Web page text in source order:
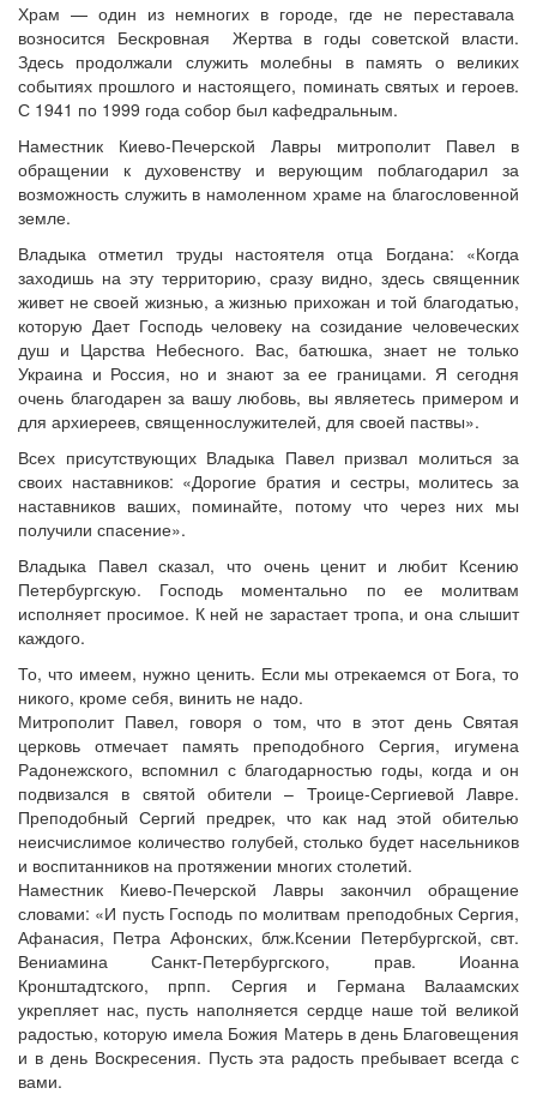
Онлайн трансляции
Веб-камеры
12 сентября 2015Название трансляции
12 сентября 2015Название трансляции
12 сентября 2015 Название трансляции
12 сентября 2015
12 сентября 2015Название трансляции
12 сентября 2015Название трансляции
12 сентября 2015Название трансляции
Перейти к архиву
Храм — один из немногих в городе, где не переставала
возносится Бескровная Жертва в годы советской власти.
Здесь продолжали служить молебны в память о великих
событиях прошлого и настоящего, поминать святых и героев.
С 1941 по 1999 года собор был кафедральным.
Наместник Киево-Печерской Лавры митрополит Павел в
обращении к духовенству и верующим поблагодарил за
возможность служить в намоленном храме на благословенной
земле.
Владыка отметил труды настоятеля отца Богдана: «Когда
заходишь на эту территорию, сразу видно, здесь священник
живет не своей жизнью, а жизнью прихожан и той благодатью,
которую Дает Господь человеку на созидание человеческих
душ и Царства Небесного. Вас, батюшка, знает не только
Украина и Россия, но и знают за ее границами. Я сегодня
очень благодарен за вашу любовь, вы являетесь примером и
для архиереев, священнослужителей, для своей паствы».
Всех присутствующих Владыка Павел призвал молиться за
своих наставников: «Дорогие братия и сестры, молитесь за
наставников ваших, поминайте, потому что через них мы
получили спасение».
Владыка Павел сказал, что очень ценит и любит Ксению
Петербургскую. Господь моментально по ее молитвам
исполняет просимое. К ней не зарастает тропа, и она слышит
каждого.
То, что имеем, нужно ценить. Если мы отрекаемся от Бога, то
никого, кроме себя, винить не надо.
Митрополит Павел, говоря о том, что в этот день Святая
церковь отмечает память преподобного Сергия, игумена
Радонежского, вспомнил с благодарностью годы, когда и он
подвизался в святой обители – Троице-Сергиевой Лавре.
Преподобный Сергий предрек, что как над этой обителью
неисчислимое количество голубей, столько будет насельников
и воспитанников на протяжении многих столетий.
Наместник Киево-Печерской Лавры закончил обращение
словами: «И пусть Господь по молитвам преподобных Сергия,
Афанасия, Петра Афонских, блж.Ксении Петербургской, свт.
Вениамина Санкт-Петербургского, прав. Иоанна
Кронштадтского, прпп. Сергия и Германа Валаамских
укрепляет нас, пусть наполняется сердце наше той великой
радостью, которую имела Божия Матерь в день Благовещения
и в день Воскресения. Пусть эта радость пребывает всегда с
вами.